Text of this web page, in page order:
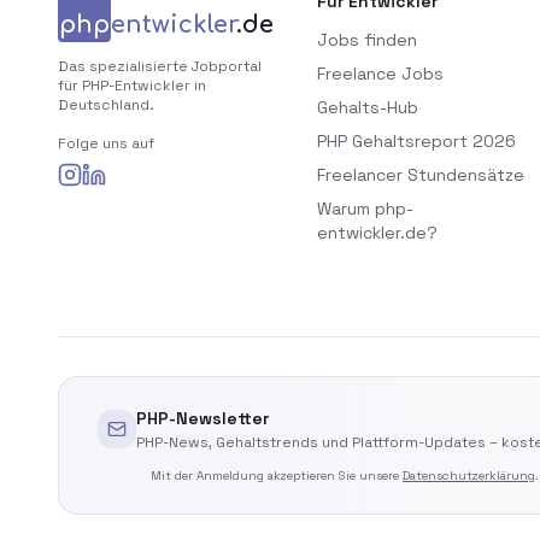
phpentwickler.de
Das spezialisierte Jobportal
für PHP-Entwickler in
Deutschland.
Folge uns auf
Jobs finden
Freelance Jobs
Gehalts-Hub
PHP Gehaltsreport 2026
Freelancer Stundensätze
Warum php-
entwickler.de?
PHP-Newsletter
PHP-News, Gehaltstrends und Plattform-Updates –
Mit der Anmeldung akzeptieren Sie unsere Datenschutzerklärung.